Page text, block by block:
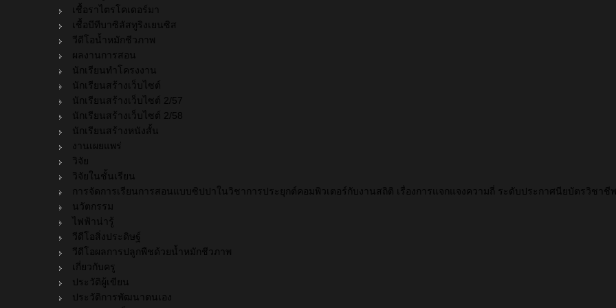
เชื้อราไตรโคเดอร์มา
เชื้อบีทีบาซิลัสทูริงเยนซิส
วีดีโอน้ำหมักชีวภาพ
ผลงานการสอน
นักเรียนทำโครงงาน
นักเรียนสร้างเว็บไซต์
นักเรียนสร้างเว็บไซต์ 2/57
นักเรียนสร้างเว็บไซต์ 2/58
นักเรียนสร้างหนังสั้น
งานเผยแพร่
วิจัย
วิจัยในชั้นเรียน
การจัดการเรียนการสอนแบบซิปปาในวิชาการประยุกต์คอมพิวเตอร์กับงานสถิติ เรื่องการแจกแจงความถี่ ระดับประกาศนียบัตรวิชาชีพ
นวัตกรรม
ไฟฟ้าน่ารู้
วีดีโอสิ่งประดิษฐ์
วีดีโอผลการปลูกพืชด้วยน้ำหมักชีวภาพ
เกี่ยวกับครู
ประวัติผู้เขียน
ประวัติการพัฒนาตนเอง